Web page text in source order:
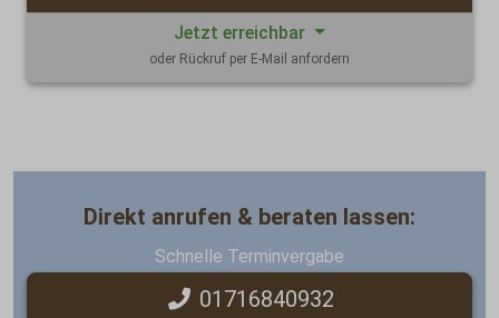
Jetzt erreichbar
oder Rückruf per E-Mail anfordern
Direkt anrufen & beraten lassen:
Schnelle Terminvergabe
01716840932